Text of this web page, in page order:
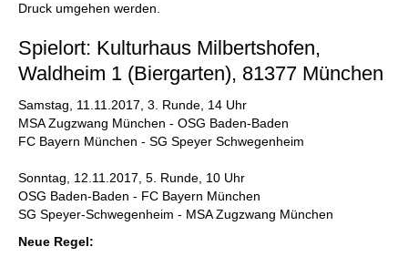
Druck umgehen werden.
Spielort: Kulturhaus Milbertshofen,
Waldheim 1 (Biergarten), 81377 München
Samstag, 11.11.2017, 3. Runde, 14 Uhr
MSA Zugzwang München - OSG Baden-Baden
FC Bayern München - SG Speyer Schwegenheim
Sonntag, 12.11.2017, 5. Runde, 10 Uhr
OSG Baden-Baden - FC Bayern München
SG Speyer-Schwegenheim - MSA Zugzwang München
Neue Regel: